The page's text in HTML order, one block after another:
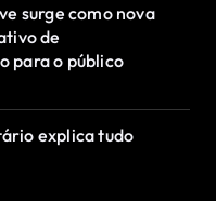
surge como nova
de
para o público
explica tudo